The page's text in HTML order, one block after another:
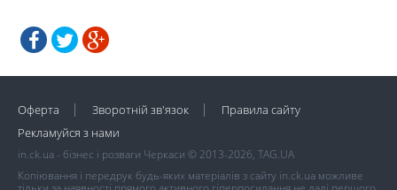
Оферта Зворотній зв'язок
Правила сайту
Рекламуйся з нами
in.ck.ua - бізнес і розваги Черкаси © 2013-2026, TAG.UA
Копіювання і передрук будь-яких матеріалів з сайту in.ck.ua можливе